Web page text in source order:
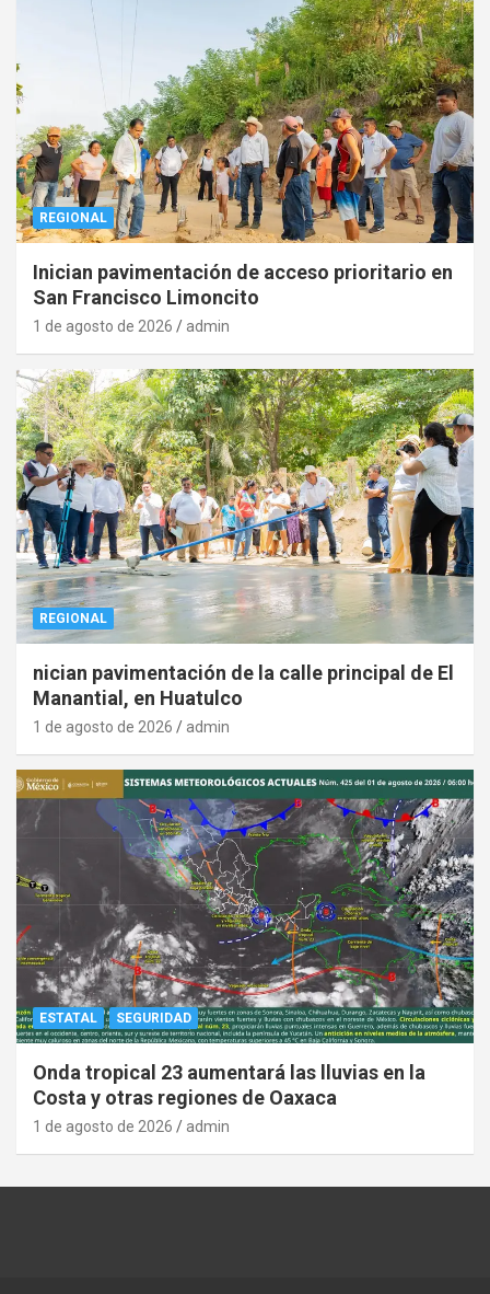
REGIONAL
Inician pavimentación de acceso prioritario en
San Francisco Limoncito
1 de agosto de 2026 admin
REGIONAL
nician pavimentación de la calle principal de El
Manantial, en Huatulco
1 de agosto de 2026 admin
ESTATAL SEGURIDAD
Onda tropical 23 aumentará las lluvias en la
Costa y otras regiones de Oaxaca
1 de agosto de 2026 admin